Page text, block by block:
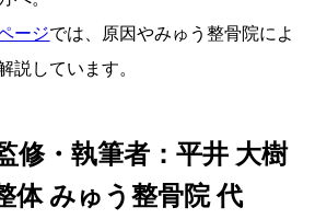
ージでは、原因やみゅう整骨院によ
説しています。
修・執筆者：平井 大樹
体 みゅう整骨院 代